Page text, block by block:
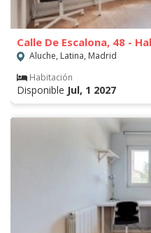
Calle De Escalona, 48 -
Aluche, Latina, Madrid
Habitación
Disponible Jul, 1 2027